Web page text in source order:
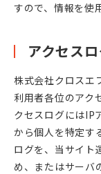
すので、情報を使
アクセス
株式会社クロスエ
利用者各位のアク
クセスログにはIP
から個人を特定す
ログを、当サイト
め、またはサーバ